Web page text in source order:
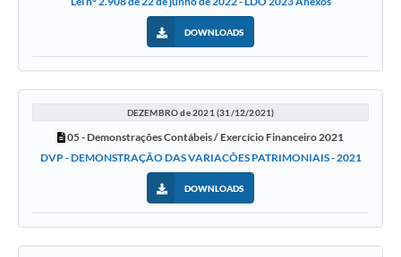
DOWNLOADS
DEZEMBRO de 2021 (31/12/2021)
05 - Demonstrações Contábeis / Exercício Financeiro 2021
DVP - DEMONSTRAÇÃO DAS VARIACÕES PATRIMONIAIS - 2021
DOWNLOADS